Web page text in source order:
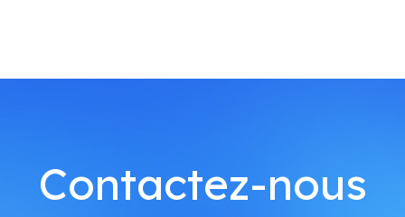
Contactez-nous